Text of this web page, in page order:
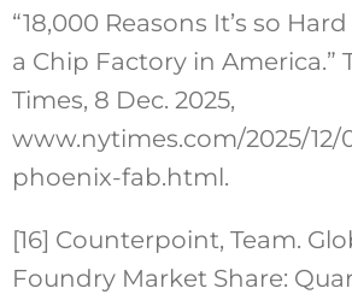
“18,000 Reasons It’s so
a Chip Factory in America.”
Times, 8 Dec. 2025,
www.nytimes.com/2025/
phoenix-fab.html.
[16] Counterpoint, Team.
Foundry Market Share: